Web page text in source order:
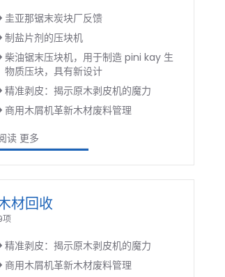
圭亚那锯末炭块厂反馈
制盐片剂的压块机
柴油锯末压块机，用于制造 pini kay 生
物质压块，具有新设计
精准剥皮：揭示原木剥皮机的魔力
商用木屑机革新木材废料管理
读 更多
材回收
项
精准剥皮：揭示原木剥皮机的魔力
商用木屑机革新木材废料管理